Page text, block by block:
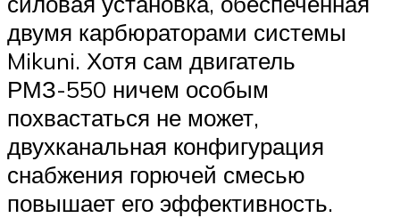
двумя карбюраторами системы
Mikuni. Хотя сам двигатель
РМЗ-550 ничем особым
похвастаться не может,
двухканальная конфигурация
снабжения горючей смесью
повышает его эффективность.